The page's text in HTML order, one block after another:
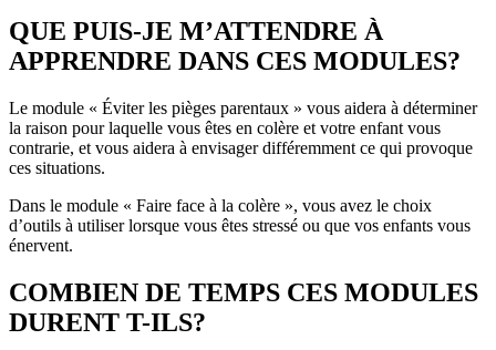
QUE PUIS-JE M’ATTENDRE À
APPRENDRE DANS CES MODULES?
Le module « Éviter les pièges parentaux » vous aidera à déterminer
la raison pour laquelle vous êtes en colère et votre enfant vous
contrarie, et vous aidera à envisager différemment ce qui provoque
ces situations.
Dans le module « Faire face à la colère », vous avez le choix
d’outils à utiliser lorsque vous êtes stressé ou que vos enfants vous
énervent.
COMBIEN DE TEMPS CES MODULES
DURENT T-ILS?